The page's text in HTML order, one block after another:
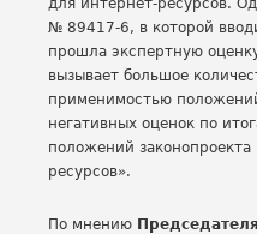
для интернет-ресурсов.
№ 89417-6, в которой
прошла экспертную
вызывает большое
применимостью
негативных оценок по
положений
ресурсов».
По мнению